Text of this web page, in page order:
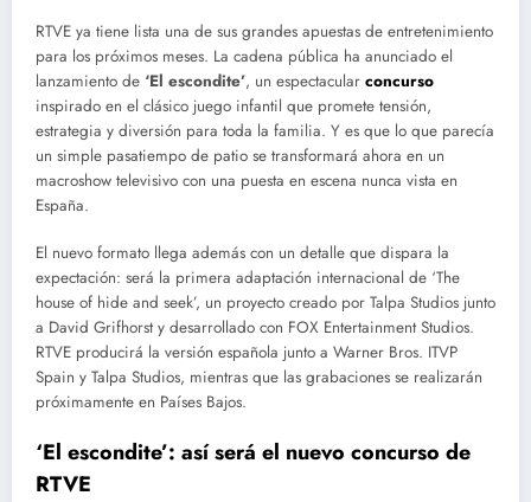
RTVE ya tiene lista una de sus grandes apuestas de entretenimiento
para los próximos meses. La cadena pública ha anunciado el
lanzamiento de ‘El escondite’, un espectacular concurso
inspirado en el clásico juego infantil que promete tensión,
estrategia y diversión para toda la familia. Y es que lo que parecía
un simple pasatiempo de patio se transformará ahora en un
macroshow televisivo con una puesta en escena nunca vista en
España.
El nuevo formato llega además con un detalle que dispara la
expectación: será la primera adaptación internacional de ‘The
house of hide and seek’, un proyecto creado por Talpa Studios junto
a David Grifhorst y desarrollado con FOX Entertainment Studios.
RTVE producirá la versión española junto a Warner Bros. ITVP
Spain y Talpa Studios, mientras que las grabaciones se realizarán
próximamente en Países Bajos.
‘El escondite’: así será el nuevo concurso de
RTVE